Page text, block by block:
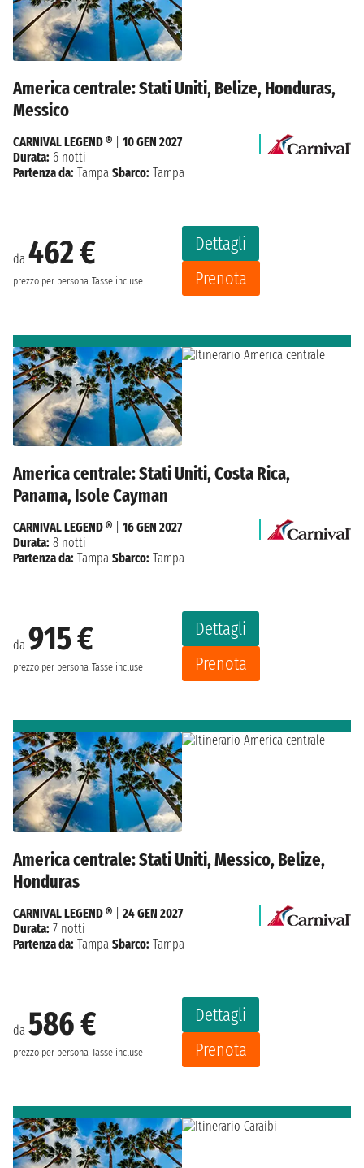
America centrale: Stati Uniti, Belize, Honduras,
Messico
da 462 €
prezzo per persona Tasse incluse
Dettagli
Prenota
CARNIVAL LEGEND ®
10 GEN 2027
Durata: 6 notti
Partenza da: Tampa Sbarco: Tampa
America centrale: Stati Uniti, Costa Rica,
Panama, Isole Cayman
da 915 €
prezzo per persona Tasse incluse
Dettagli
Prenota
CARNIVAL LEGEND ®
16 GEN 2027
Durata: 8 notti
Partenza da: Tampa Sbarco: Tampa
America centrale: Stati Uniti, Messico, Belize,
Honduras
da 586 €
prezzo per persona Tasse incluse
Dettagli
Prenota
CARNIVAL LEGEND ®
24 GEN 2027
Durata: 7 notti
Partenza da: Tampa Sbarco: Tampa